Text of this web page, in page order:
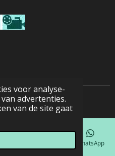
voor analyse-
advertenties.
van de site gaat
WhatsApp